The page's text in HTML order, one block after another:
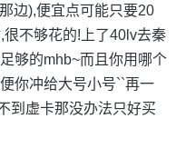
边),便宜点可能只要20
不够花的!上了40lv去秦
够的mhb~而且你用哪个
你冲给大号小号``再一
到虚卡那没办法只好买